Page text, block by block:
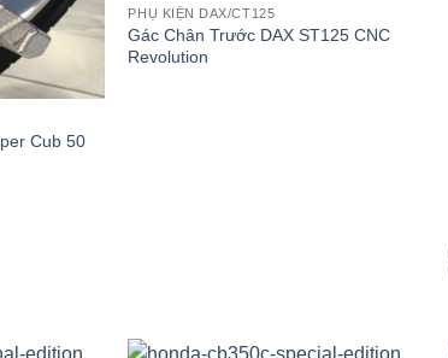
Cub 50
PHỤ KIỆN DAX/CT125
Gác Chân Trước DAX ST125 CNC
Revolution